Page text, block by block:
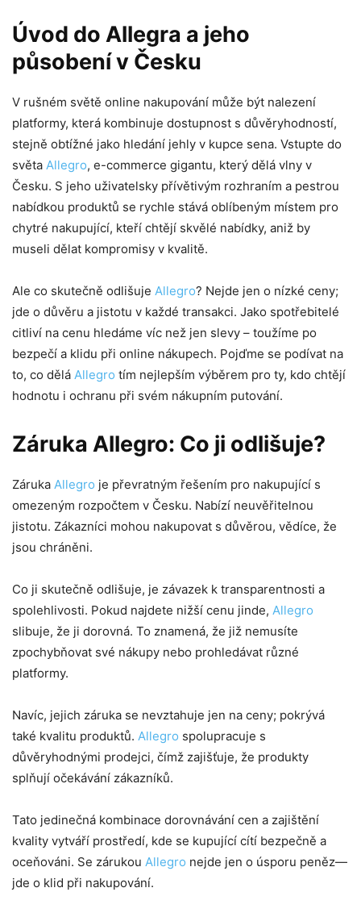
Úvod do Allegra a jeho
působení v Česku
V rušném světě online nakupování může být nalezení
platformy, která kombinuje dostupnost s důvěryhodností,
stejně obtížné jako hledání jehly v kupce sena. Vstupte do
světa Allegro, e-commerce gigantu, který dělá vlny v
Česku. S jeho uživatelsky přívětivým rozhraním a pestrou
nabídkou produktů se rychle stává oblíbeným místem pro
chytré nakupující, kteří chtějí skvělé nabídky, aniž by
museli dělat kompromisy v kvalitě.
Ale co skutečně odlišuje Allegro? Nejde jen o nízké ceny;
jde o důvěru a jistotu v každé transakci. Jako spotřebitelé
citliví na cenu hledáme víc než jen slevy – toužíme po
bezpečí a klidu při online nákupech. Pojďme se podívat na
to, co dělá Allegro tím nejlepším výběrem pro ty, kdo chtějí
hodnotu i ochranu při svém nákupním putování.
Záruka Allegro: Co ji odlišuje?
Záruka Allegro je převratným řešením pro nakupující s
omezeným rozpočtem v Česku. Nabízí neuvěřitelnou
jistotu. Zákazníci mohou nakupovat s důvěrou, vědíce, že
jsou chráněni.
Co ji skutečně odlišuje, je závazek k transparentnosti a
spolehlivosti. Pokud najdete nižší cenu jinde, Allegro
slibuje, že ji dorovná. To znamená, že již nemusíte
zpochybňovat své nákupy nebo prohledávat různé
platformy.
Navíc, jejich záruka se nevztahuje jen na ceny; pokrývá
také kvalitu produktů. Allegro spolupracuje s
důvěryhodnými prodejci, čímž zajišťuje, že produkty
splňují očekávání zákazníků.
Tato jedinečná kombinace dorovnávání cen a zajištění
kvality vytváří prostředí, kde se kupující cítí bezpečně a
oceňováni. Se zárukou Allegro nejde jen o úsporu peněz—
jde o klid při nakupování.